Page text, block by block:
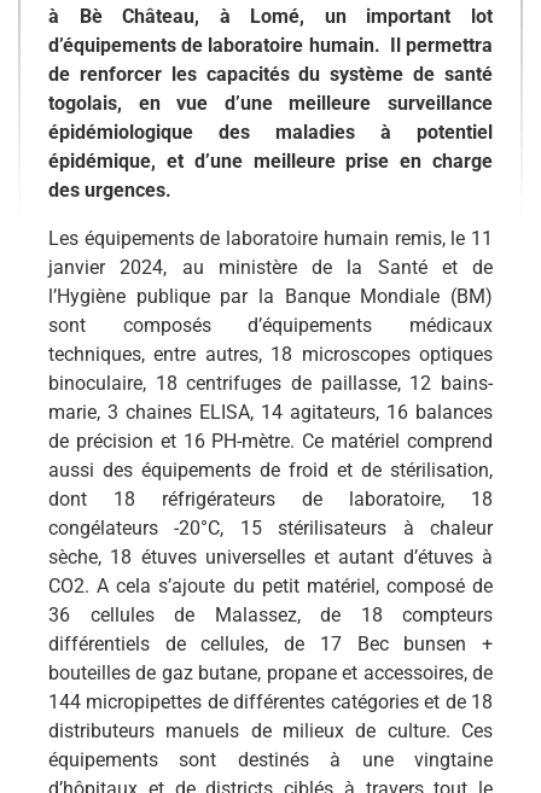
à Bè Château, à Lomé, un important lot
d’équipements de laboratoire humain. Il permettra
de renforcer les capacités du système de santé
togolais, en vue d’une meilleure surveillance
épidémiologique des maladies à potentiel
épidémique, et d’une meilleure prise en charge
des urgences.
Les équipements de laboratoire humain remis, le 11
janvier 2024, au ministère de la Santé et de
l’Hygiène publique par la Banque Mondiale (BM)
sont composés d’équipements médicaux
techniques, entre autres, 18 microscopes optiques
binoculaire, 18 centrifuges de paillasse, 12 bains-
marie, 3 chaines ELISA, 14 agitateurs, 16 balances
de précision et 16 PH-mètre. Ce matériel comprend
aussi des équipements de froid et de stérilisation,
dont 18 réfrigérateurs de laboratoire, 18
congélateurs -20°C, 15 stérilisateurs à chaleur
sèche, 18 étuves universelles et autant d’étuves à
CO2. A cela s’ajoute du petit matériel, composé de
36 cellules de Malassez, de 18 compteurs
différentiels de cellules, de 17 Bec bunsen +
bouteilles de gaz butane, propane et accessoires, de
144 micropipettes de différentes catégories et de 18
distributeurs manuels de milieux de culture. Ces
équipements sont destinés à une vingtaine